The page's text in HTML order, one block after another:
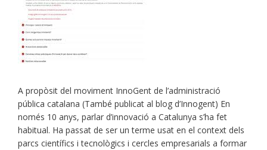
A propòsit del moviment InnoGent de l’administració
pública catalana (També publicat al blog d’Innogent) En
només 10 anys, parlar d’innovació a Catalunya s’ha fet
habitual. Ha passat de ser un terme usat en el context dels
parcs científics i tecnològics i cercles empresarials a formar